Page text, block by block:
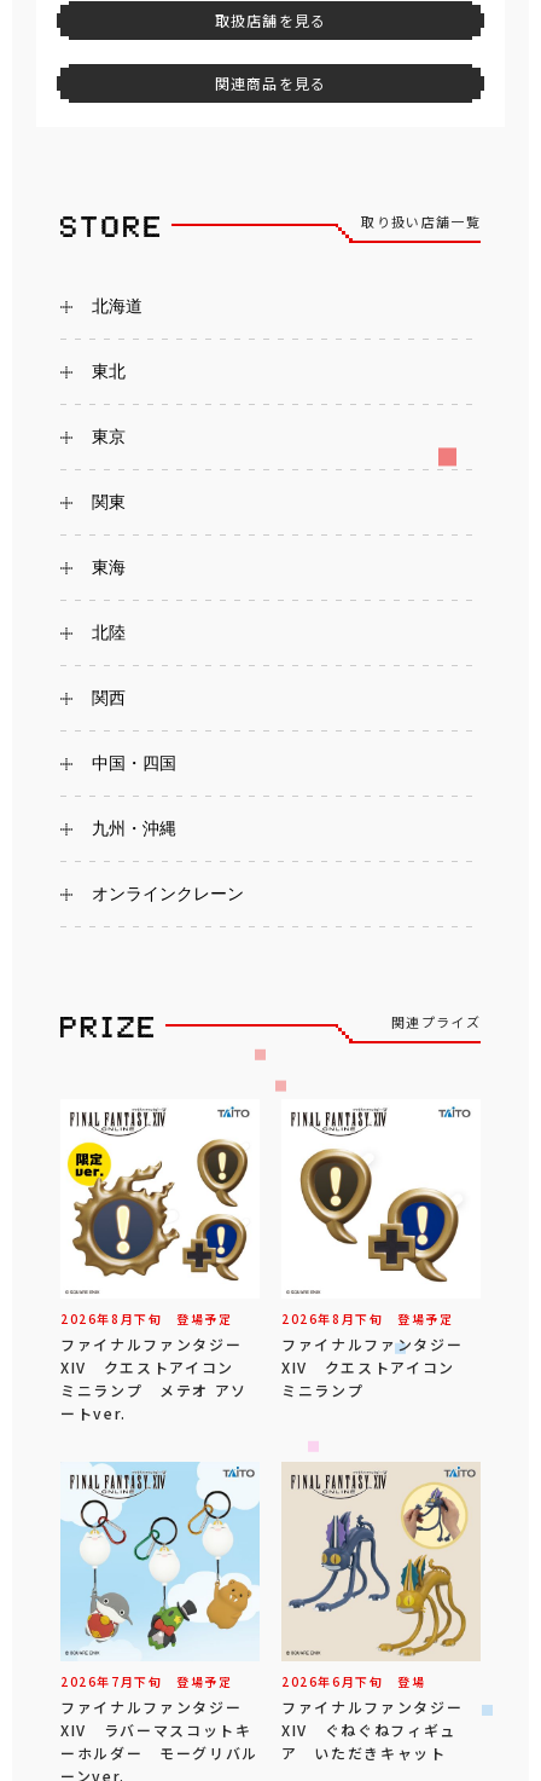
取扱店舗を見る
関連商品を見る
取り扱い店舗一覧
北海道
東北
東京
関東
東海
北陸
関西
中国・四国
九州・沖縄
オンラインクレーン
関連プライズ
2026年8 月下旬 登場予定
ファイナルファンタジー
XIV クエストアイコン
ミニランプ メテオ アソ
ートver.
2026年8 月下旬 登場予定
ファイナルファンタジー
XIV クエストアイコン
ミニランプ
2026年 7 月下旬 登場予定
ファイナルファンタジー
XIV ラバーマスコットキ
ーホルダー モーグリバル
ーンver.
2026年6 月下旬 登場
ファイナルファンタジー
XIV ぐねぐねフィギュ
ア いただきキャット